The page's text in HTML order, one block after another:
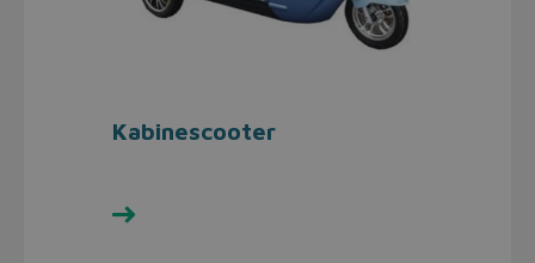
Kabinescooter
Se udvalget her